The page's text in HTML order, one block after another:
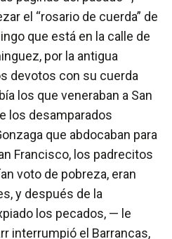
el “rosario de cuerda” de
que está en la calle de
por la antigua
devotos con su cuerda
los que veneraban a San
los desamparados
que abdocaban para
Francisco, los padrecitos
voto de pobreza, eran
y después de la
los pecados, — le
interrumpió el Barrancas,